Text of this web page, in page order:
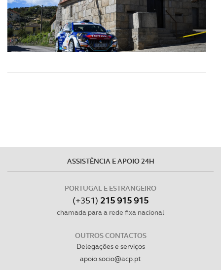
ASSISTÊNCIA E APOIO 24H
PORTUGAL E ESTRANGEIRO
(+351) 215 915 915
chamada para a rede fixa nacional
OUTROS CONTACTOS
Delegações e serviços
apoio.socio@acp.pt